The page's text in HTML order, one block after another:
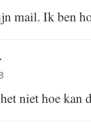
mail. Ik ben
niet hoe kan